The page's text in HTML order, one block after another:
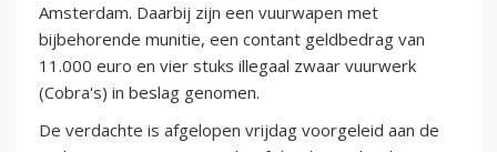
Amsterdam. Daarbij zijn een vuurwapen met
bijbehorende munitie, een contant geldbedrag van
11.000 euro en vier stuks illegaal zwaar vuurwerk
(Cobra's) in beslag genomen.
De verdachte is afgelopen vrijdag voorgeleid aan de